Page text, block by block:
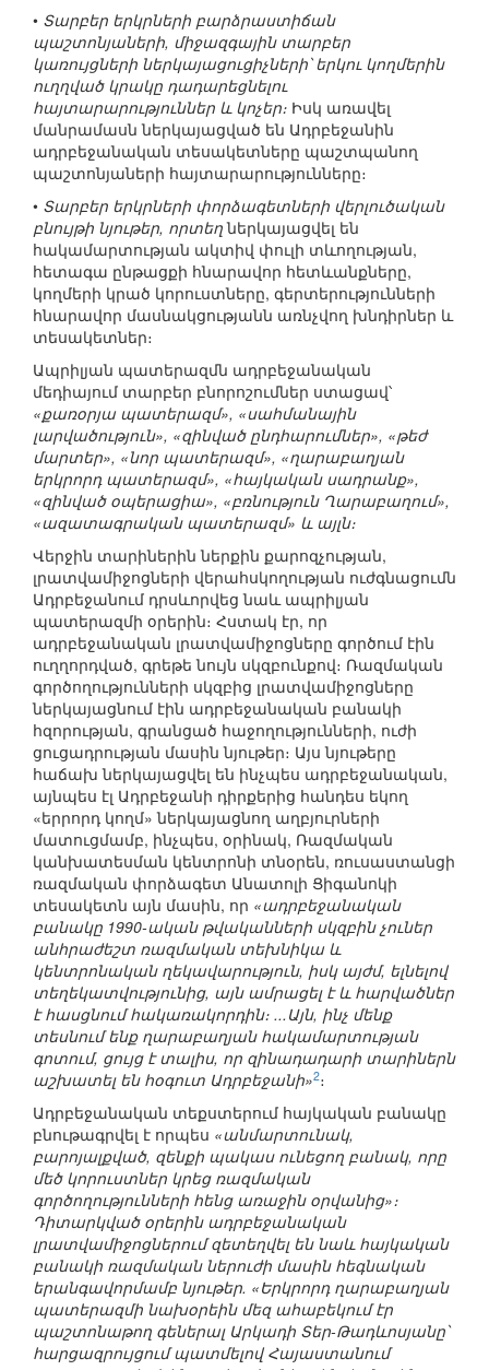
• Տարբեր երկրների բարձրաստիճան
պաշտոնյաների, միջազգային տարբեր
կառույցների ներկայացուցիչների՝ երկու կողմերին
ուղղված կրակը դադարեցնելու
հայտարարություններ և կոչեր։ Իսկ առավել
մանրամասն ներկայացված են Ադրբեջանին
ադրբեջանական տեսակետները պաշտպանող
պաշտոնյաների հայտարարությունները։
• Տարբեր երկրների փորձագետների վերլուծական
բնույթի նյութեր, որտեղներկայացվել են
հակամարտության ակտիվ փուլի տևողության,
հետագա ընթացքի հնարավոր հետևանքները,
կողմերի կրած կորուստները, գերտերությունների
հնարավոր մասնակցությանն առնչվող խնդիրներ և
տեսակետներ։
Ապրիլյան պատերազմն ադրբեջանական
մեդիայում տարբեր բնորոշումներ ստացավ՝
«քառօրյա պատերազմ», «սահմանային
լարվածություն», «զինված ընդհարումներ», «թեժ
մարտեր», «նոր պատերազմ», «ղարաբաղյան
երկրորդ պատերազմ», «հայկական սադրանք»,
«զինված օպերացիա», «բռնություն Ղարաբաղում»,
«ազատագրական պատերազմ» և այլն։
Վերջին տարիներին ներքին քարոզչության,
լրատվամիջոցների վերահսկողության ուժգնացումն
Ադրբեջանում դրսևորվեց նաև ապրիլյան
պատերազմի օրերին։ Հստակ էր, որ
ադրբեջանական լրատվամիջոցները գործում էին
ուղղորդված, գրեթե նույն սկզբունքով։ Ռազմական
գործողությունների սկզբից լրատվամիջոցները
ներկայացնում էին ադրբեջանական բանակի
հզորության, գրանցած հաջողությունների, ուժի
ցուցադրության մասին նյութեր։ Այս նյութերը
հաճախ ներկայացվել են ինչպես ադրբեջանական,
այնպես էլ Ադրբեջանի դիրքերից հանդես եկող
«երրորդ կողմ» ներկայացնող աղբյուրների
մատուցմամբ, ինչպես, օրինակ, Ռազմական
կանխատեսման կենտրոնի տնօրեն, ռուսաստանցի
ռազմական փորձագետ Անատոլի Ցիգանոկի
տեսակետն այն մասին, որ «ադրբեջանական
բանակը 1990-ական թվականների սկզբին չուներ
անհրաժեշտ ռազմական տեխնիկա և
կենտրոնական ղեկավարություն, իսկ այժմ, ելնելով
տեղեկատվությունից, այն ամրացել է և հարվածներ
է հասցնում հակառակորդին։ ...Այն, ինչ մենք
տեսնում ենք ղարաբաղյան հակամարտության
գոտում, ցույց է տալիս, որ զինադադարի տարիներն
աշխատել են հօգուտ Ադրբեջանի»2։
Ադրբեջանական տեքստերում հայկական բանակը
բնութագրվել է որպես «անմարտունակ,
բարոյալքված, զենքի պակաս ունեցող բանակ, որը
մեծ կորուստներ կրեց ռազմական
գործողությունների հենց առաջին օրվանից»։
Դիտարկված օրերին ադրբեջանական
լրատվամիջոցներում զետեղվել են նաև հայկական
բանակի ռազմական ներուժի մասին հեգնական
երանգավորմամբ նյութեր. «Երկրորդ ղարաբաղյան
պատերազմի նախօրեին մեզ ահաբեկում էր
պաշտոնաթող գեներալ Արկադի Տեր-Թադևոսյանը՝
հարցազրույցում պատմելով Հայաստանում